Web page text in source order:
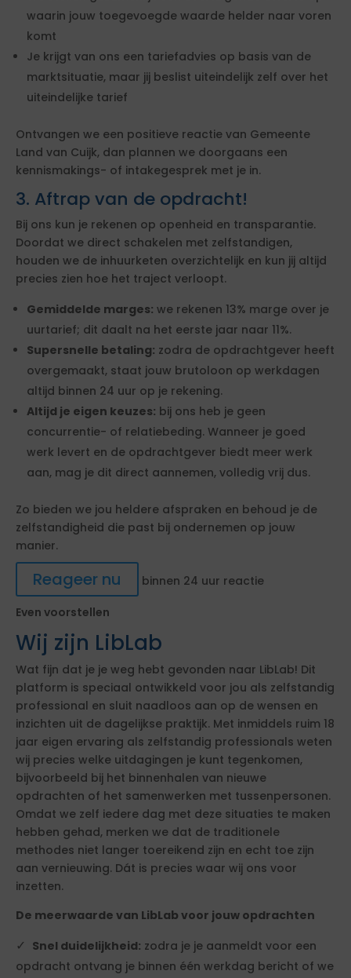
waarin jouw toegevoegde waarde helder naar voren
komt
Je krijgt van ons een tariefadvies op basis van de
marktsituatie, maar jij beslist uiteindelijk zelf over het
uiteindelijke tarief
Ontvangen we een positieve reactie van Gemeente
Land van Cuijk, dan plannen we doorgaans een
kennismakings- of intakegesprek met je in.
3. Aftrap van de opdracht!
Bij ons kun je rekenen op openheid en transparantie.
Doordat we direct schakelen met zelfstandigen,
houden we de inhuurketen overzichtelijk en kun jij altijd
precies zien hoe het traject verloopt.
Gemiddelde marges: we rekenen 13% marge over je
uurtarief; dit daalt na het eerste jaar naar 11%.
Supersnelle betaling: zodra de opdrachtgever heeft
overgemaakt, staat jouw brutoloon op werkdagen
altijd binnen 24 uur op je rekening.
Altijd je eigen keuzes: bij ons heb je geen
concurrentie- of relatiebeding. Wanneer je goed
werk levert en de opdrachtgever biedt meer werk
aan, mag je dit direct aannemen, volledig vrij dus.
Zo bieden we jou heldere afspraken en behoud je de
zelfstandigheid die past bij ondernemen op jouw
manier.
Reageer nu
binnen 24 uur reactie
Even voorstellen
Wij zijn LibLab
Wat fijn dat je je weg hebt gevonden naar LibLab! Dit
platform is speciaal ontwikkeld voor jou als zelfstandig
professional en sluit naadloos aan op de wensen en
inzichten uit de dagelijkse praktijk. Met inmiddels ruim 18
jaar eigen ervaring als zelfstandig professionals weten
wij precies welke uitdagingen je kunt tegenkomen,
bijvoorbeeld bij het binnenhalen van nieuwe
opdrachten of het samenwerken met tussenpersonen.
Omdat we zelf iedere dag met deze situaties te maken
hebben gehad, merken we dat de traditionele
methodes niet langer toereikend zijn en echt toe zijn
aan vernieuwing. Dát is precies waar wij ons voor
inzetten.
De meerwaarde van LibLab voor jouw opdrachten
Snel duidelijkheid: zodra je je aanmeldt voor een
opdracht ontvang je binnen één werkdag bericht of we